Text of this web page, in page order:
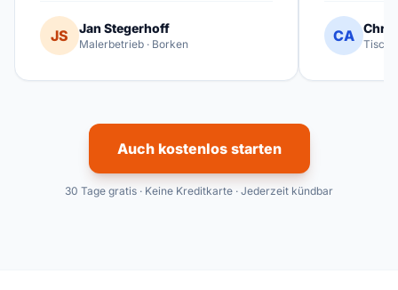
JS Jan Stegerhoff
Malerbetrieb · Borken CA
Auch kostenlos starten
30 Tage gratis · Keine Kreditkarte · Jederzeit kündbar